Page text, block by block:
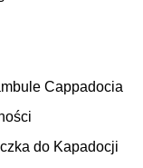
Cappadocia
do Kapadocji